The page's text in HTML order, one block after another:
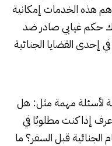
هذه الخدمات إمكانية
حكم غيابي صادر ضد
إحدى القضايا الجنائية
لأسئلة مهمة مثل: هل
إذا كنت مطلوبًا في
قبل السفر؟ ما